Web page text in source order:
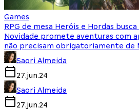
Games
RPG de mesa Heróis e Hordas
Novidade promete aventuras com
não precisam obrigatoriamente de
Saori Almeida
27.jun.24
Saori Almeida
27.jun.24